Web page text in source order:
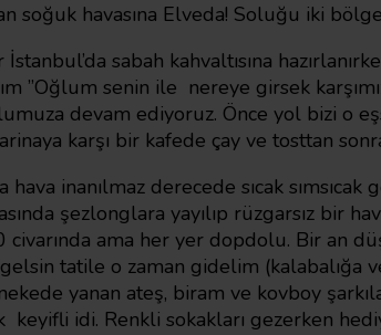
soğuk havasına Elveda! Soluğu iki
İstanbul’da sabah kahvaltısına
”Oğlum senin ile nereye girsek
devam ediyoruz. Önce yol bizi o
karşı bir kafede çay ve tosttan
hava inanılmaz derecede sıcak
şezlonglara yayılıp rüzgarsız bir
civarında ama her yer dopdolu. Bir
tatile o zaman gidelim (kalabalığa
yanan ateş, biram ve kovboy
keyifli idi. Renkli sokakları gezerken